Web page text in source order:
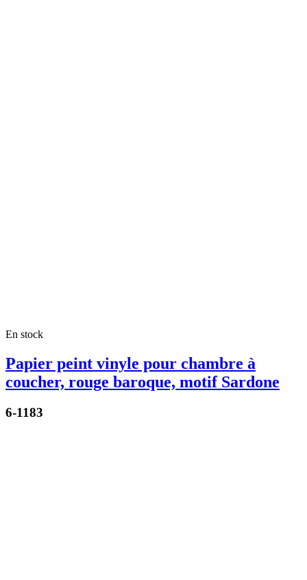
En stock
Papier peint vinyle pour chambre à
coucher, rouge baroque, motif Sardone
6-1183